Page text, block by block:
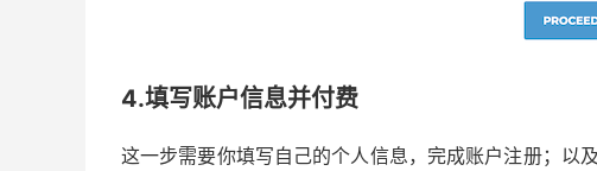
4.填写账户信息并付费
这一步需要你填写自己的个人信息，完成账户注册；